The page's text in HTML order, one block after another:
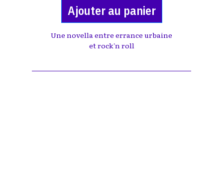
Ajouter au panier
Une novella entre errance urbaine
et rock'n roll